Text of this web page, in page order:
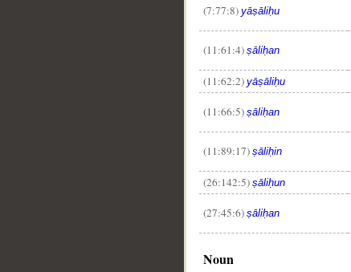
(7:77:8) yāṣāliḥu
(11:61:4) ṣāliḥan
(11:62:2) yāṣāliḥu
(11:66:5) ṣāliḥan
(11:89:17) ṣāliḥin
(26:142:5) ṣāliḥun
(27:45:6) ṣāliḥan
Noun